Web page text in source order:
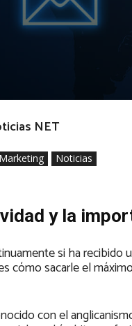
NET
Noticias
y la
si ha
cómo sacarle el
con el